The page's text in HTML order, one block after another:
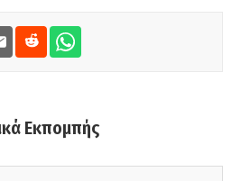
Εκπομπής